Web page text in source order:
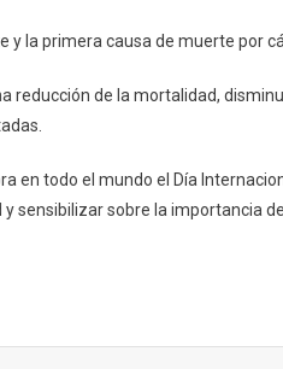
la primera causa de muerte por
reducción de la mortalidad,
en todo el mundo el Día
sensibilizar sobre la importancia